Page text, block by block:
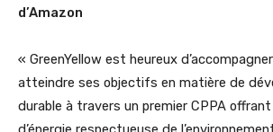
d’Amazon
« GreenYellow est heureux
atteindre ses objectifs en matière de
durable à travers un premier CPPA